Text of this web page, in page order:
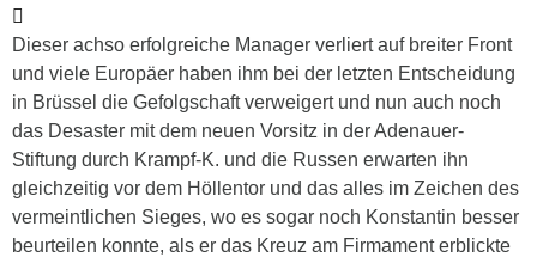
Dieser achso erfolgreiche Manager verliert auf breiter Front
und viele Europäer haben ihm bei der letzten Entscheidung
in Brüssel die Gefolgschaft verweigert und nun auch noch
das Desaster mit dem neuen Vorsitz in der Adenauer-
Stiftung durch Krampf-K. und die Russen erwarten ihn
gleichzeitig vor dem Höllentor und das alles im Zeichen des
vermeintlichen Sieges, wo es sogar noch Konstantin besser
beurteilen konnte, als er das Kreuz am Firmament erblickte